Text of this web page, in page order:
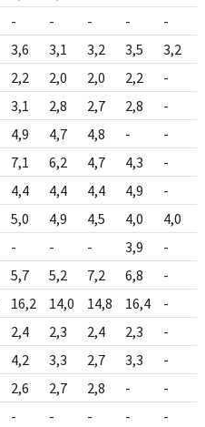
- - - - -
3,6 3,1 3,2 3,5 3,2
2,2 2,0 2,0 2,2 -
3,1 2,8 2,7 2,8 -
4,9 4,7 4,8 - -
7,1 6,2 4,7 4,3 -
4,4 4,4 4,4 4,9 -
5,0 4,9 4,5 4,0 4,0
- - - 3,9 -
5,7 5,2 7,2 6,8 -
16,2 14,0 14,8 16,4 -
2,4 2,3 2,4 2,3 -
4,2 3,3 2,7 3,3 -
2,6 2,7 2,8 - -
- - - - -